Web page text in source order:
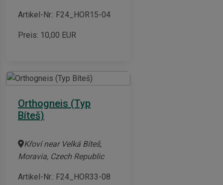
Artikel-Nr.: F24_HOR15-04
Preis: 10,00 EUR
Orthogneis (Typ
Bíteš)
Křoví near Velká Bíteš,
Moravia, Czech Republic
Artikel-Nr.: F24_HOR33-08